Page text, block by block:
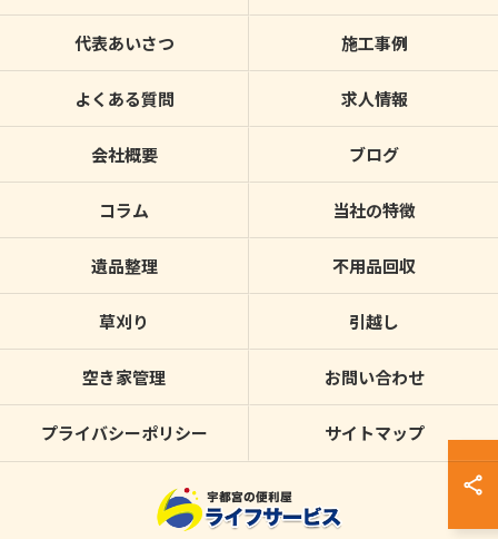
代表あいさつ 施工事例
よくある質問 求人情報
会社概要 ブログ
コラム 当社の特徴
遺品整理 不用品回収
草刈り 引越し
空き家管理 お問い合わせ
プライバシーポリシー サイトマップ